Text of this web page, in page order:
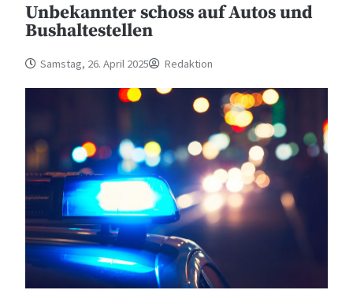
Unbekannter schoss auf Autos und
Bushaltestellen
Samstag, 26. April 2025 Redaktion